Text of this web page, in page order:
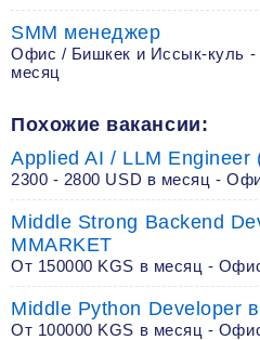
Похожие вакансии:
Applied AI / LLM Engineer
2300 - 2800 USD в месяц -
Middle Strong Backend
MMARKET
От 150000 KGS в месяц -
Middle Python Developer
От 100000 KGS в месяц -
SMM менеджер
Офис / Бишкек и Иссык-куль -
месяц